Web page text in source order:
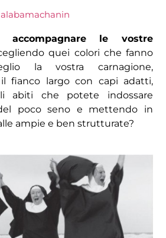
alabamachanin
accompagnare le vostre
quei colori che fanno
la vostra carnagione,
fianco largo con capi adatti,
abiti che potete indossare
poco seno e mettendo in
ampie e ben strutturate?